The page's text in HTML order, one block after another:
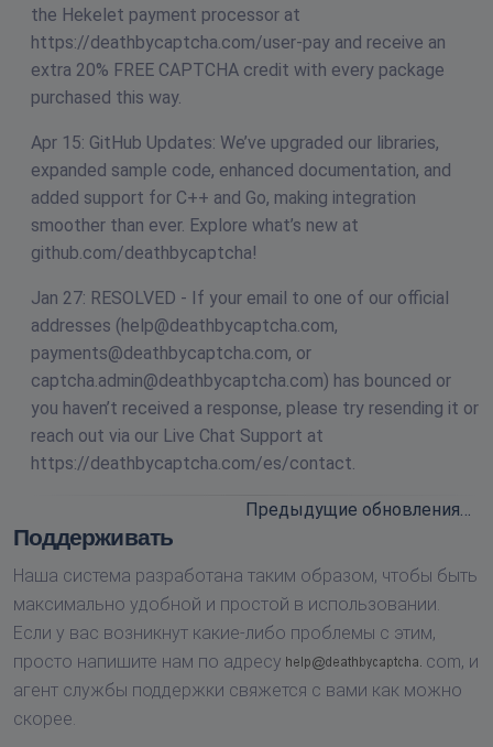
the Hekelet payment processor at
https://deathbycaptcha.com/user-pay and receive an
extra 20% FREE CAPTCHA credit with every package
purchased this way.
Apr 15: GitHub Updates: We’ve upgraded our libraries,
expanded sample code, enhanced documentation, and
added support for C++ and Go, making integration
smoother than ever. Explore what’s new at
github.com/deathbycaptcha!
Jan 27: RESOLVED - If your email to one of our official
addresses (help@deathbycaptcha.com,
payments@deathbycaptcha.com, or
captcha.admin@deathbycaptcha.com) has bounced or
you haven’t received a response, please try resending it or
reach out via our Live Chat Support at
https://deathbycaptcha.com/es/contact.
Предыдущие обновления…
Поддерживать
Наша система разработана таким образом, чтобы быть
максимально удобной и простой в использовании.
Если у вас возникнут какие-либо проблемы с этим,
просто напишите нам по адресу
com, и
агент службы поддержки свяжется с вами как можно
скорее.